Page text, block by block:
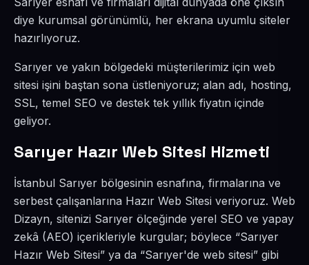
diye kurumsal görünümlü, her ekrana uyumlu siteler
hazırlıyoruz.
Sarıyer ve yakın bölgedeki müşterilerimiz için web
sitesi işini baştan sona üstleniyoruz; alan adı, hosting,
SSL, temel SEO ve destek tek yıllık fiyatın içinde
geliyor.
Sarıyer Hazır Web Sitesi Hizmeti
İstanbul Sarıyer bölgesinin esnafına, firmalarına ve
serbest çalışanlarına Hazır Web Sitesi veriyoruz. Web
Dizayn, sitenizi Sarıyer ölçeğinde yerel SEO ve yapay
zekâ (AEO) içerikleriyle kurgular; böylece “Sarıyer
Hazır Web Sitesi” ya da “Sarıyer'de web sitesi” gibi